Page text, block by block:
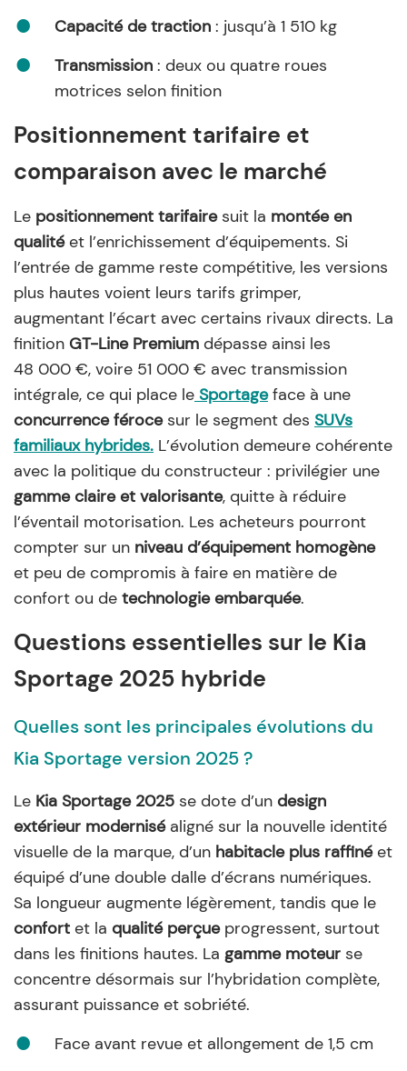
Capacité de traction : jusqu’à 1 510 kg
Transmission : deux ou quatre roues
motrices selon finition
Positionnement tarifaire et
comparaison avec le marché
Le positionnement tarifairesuit la montée en
qualitéet l’enrichissement d’équipements. Si
l’entrée de gamme reste compétitive, les versions
plus hautes voient leurs tarifs grimper,
augmentant l’écart avec certains rivaux directs. La
finition GT-Line Premium dépasse ainsi les
48 000 €, voire 51 000 € avec transmission
intégrale, ce qui place le Sportageface à une
concurrence férocesur le segment des SUVs
familiaux hybrides. L’évolution demeure cohérente
avec la politique du constructeur : privilégier une
gamme claire et valorisante, quitte à réduire
l’éventail motorisation. Les acheteurs pourront
compter sur un niveau d’équipement homogène
et peu de compromis à faire en matière de
confort ou de technologie embarquée.
Questions essentielles sur le Kia
Sportage 2025 hybride
Quelles sont les principales évolutions du
Kia Sportage version 2025 ?
Le Kia Sportage 2025 se dote d’un design
extérieur moderniséaligné sur la nouvelle identité
visuelle de la marque, d’un habitacle plus raffinéet
équipé d’une double dalle d’écrans numériques.
Sa longueur augmente légèrement, tandis que le
confort et la qualité perçueprogressent, surtout
dans les finitions hautes. La gamme moteur se
concentre désormais sur l’hybridation complète,
assurant puissance et sobriété.
Face avant revue et allongement de 1,5 cm